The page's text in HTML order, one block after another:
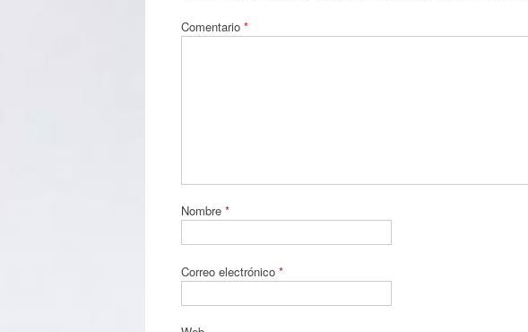
Comentario *
Nombre *
Correo electrónico *